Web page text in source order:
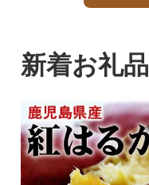
新着お礼品